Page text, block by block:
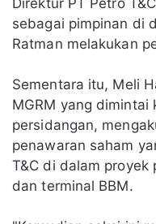
Direktur PT Petro
sebagai pimpinan di
Ratman melakukan
Sementara itu, Meli
MGRM yang
persidangan,
penawaran saham
T&C di dalam proyek
dan terminal BBM.